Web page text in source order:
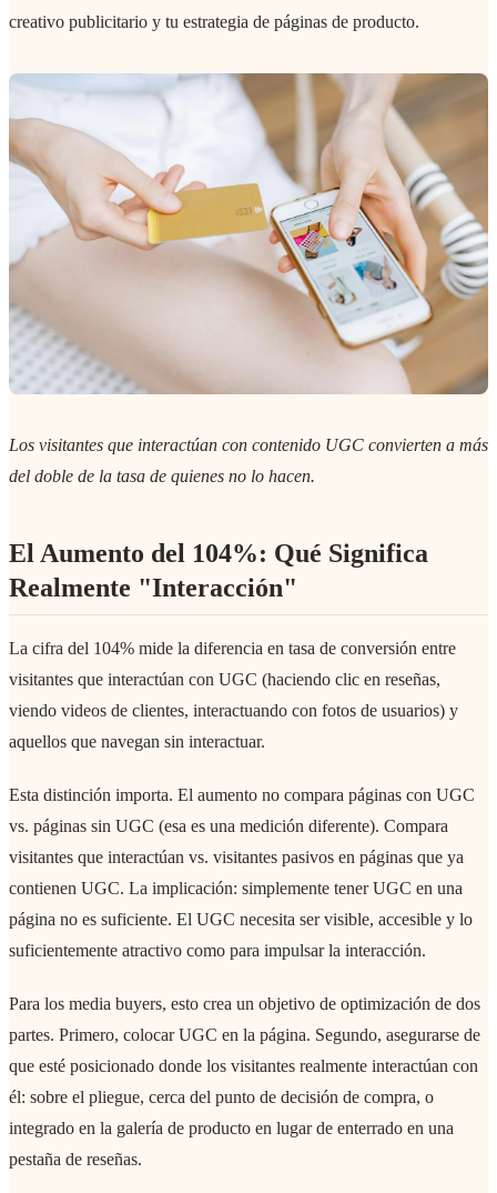
creativo publicitario y tu estrategia de páginas de producto.
Los visitantes que interactúan con contenido UGC convierten a más
del doble de la tasa de quienes no lo hacen.
El Aumento del 104%: Qué Significa
Realmente "Interacción"
La cifra del 104% mide la diferencia en tasa de conversión entre
visitantes que interactúan con UGC (haciendo clic en reseñas,
viendo videos de clientes, interactuando con fotos de usuarios) y
aquellos que navegan sin interactuar.
Esta distinción importa. El aumento no compara páginas con UGC
vs. páginas sin UGC (esa es una medición diferente). Compara
visitantes que interactúan vs. visitantes pasivos en páginas que ya
contienen UGC. La implicación: simplemente tener UGC en una
página no es suficiente. El UGC necesita ser visible, accesible y lo
suficientemente atractivo como para impulsar la interacción.
Para los media buyers, esto crea un objetivo de optimización de dos
partes. Primero, colocar UGC en la página. Segundo, asegurarse de
que esté posicionado donde los visitantes realmente interactúan con
él: sobre el pliegue, cerca del punto de decisión de compra, o
integrado en la galería de producto en lugar de enterrado en una
pestaña de reseñas.